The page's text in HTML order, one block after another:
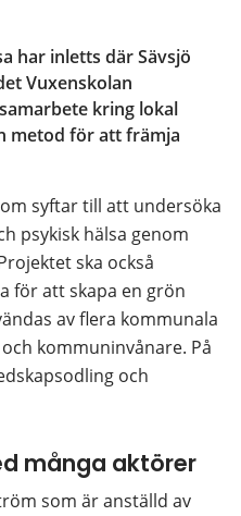
har inletts där Sävsjö
Vuxenskolan
kring lokal
metod för att främja
syftar till att undersöka
psykisk hälsa genom
ska också
för att skapa en grön
av flera kommunala
kommuninvånare. På
och
många aktörer
som är anställd av